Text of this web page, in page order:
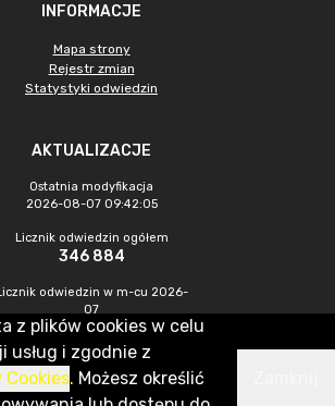
INFORMACJE
Mapa strony
Rejestr zmian
Statystyki odwiedzin
AKTUALIZACJE
Ostatnia modyfikacja
2026-08-07 09:42:05
Licznik odwiedzin ogółem
346 884
odwiedzin w m-cu 2026-
07
1 275
o.o.
z plików cookies w celu
usług i zgodnie z
Cookies. Możesz określić